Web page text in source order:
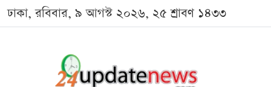
ঢাকা, রবিবার, ৯ আগস্ট ২০২৬, ২৫ শ্রাবণ ১৪৩৩